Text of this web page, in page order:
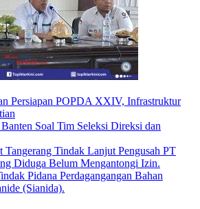
Persiapan POPDA XXIV, Infrastruktur
Soal Tim Seleksi Direksi dan
Tindak Lanjut Pengusah PT
Diduga Belum Mengantongi Izin.
Pidana Perdagangangan Bahan
(Sianida).